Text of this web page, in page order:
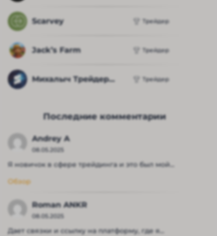
Scarvey Трейдер
Jack’s Farm Трейдер
Михалыч Трейдер... Трейдер
Последние комментарии
Andrey A
08.05.2025
Я новичок в сфере трейдинга и это был мой...
Обзор
Roman ANKR
08.05.2025
Дает связки и ссылку на платформу, где я...